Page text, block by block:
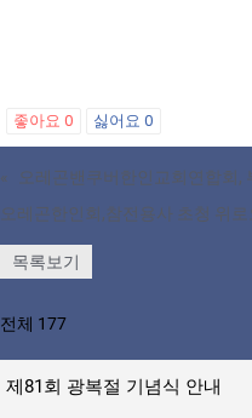
좋아요 0 싫어요 0
«
오레곤밴쿠버한인교회연합회,
오레곤한인회,참전용사 초청 위로
목록보기
전체 177
제81회 광복절 기념식 안내